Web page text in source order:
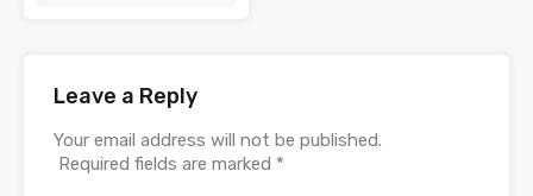
Leave a Reply
Your email address will not be published.
Required fields are marked *